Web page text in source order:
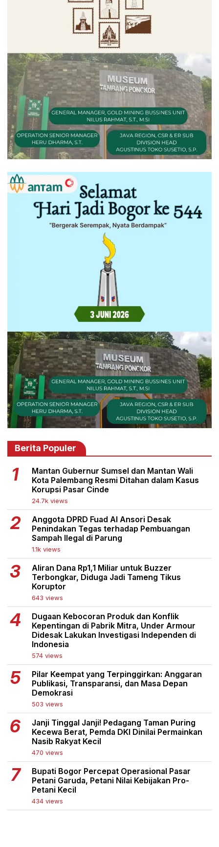
Berita Populer
Mantan Gubernur Sumsel dan Mantan Wali
Kota Palembang Resmi Ditahan dalam Kasus
Korupsi Pasar Cinde
24.7k views
Anggota DPRD Fuad Al Ansori Desak
Penindakan Tegas terhadap Pembuangan
Sampah Ilegal di Parung
1.1k views
Aliran Dana Rp1,1 Miliar untuk Buzzer
Terbongkar, Diduga Jadi Tameng Tikus
Koruptor
643 views
Dugaan Kebocoran Produk dan Konflik
Kepentingan di Pabrik Mitra, Under Armour
Didesak Lakukan Investigasi Independen di
Indonesia
574 views
Pilar Keempat yang Terpinggirkan: Anggaran
Publikasi, Transparansi, dan Masa Depan
Demokrasi
503 views
Janji Tinggal Janji! Pedagang Taman Puring
Kecewa Berat, Pemda DKI Dinilai Permainkan
Nasib Rakyat Kecil
470 views
Bupati Bogor Percepat Operasional Pasar
Petani Garuda, Petani Nilai Kebijakan Pro-
Petani Kecil
434 views